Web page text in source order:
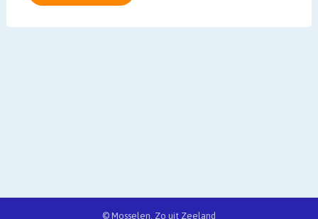
© Mosselen. Zo uit Zeeland